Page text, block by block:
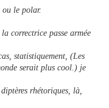
ou le polar.
correctrice passe armée
statistiquement, (Les
serait plus cool.) je
diptères rhétoriques, là,